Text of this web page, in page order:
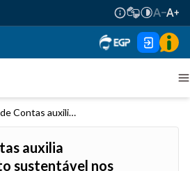
sustentável nos municípios do Paraná
auxilia
sustentável nos